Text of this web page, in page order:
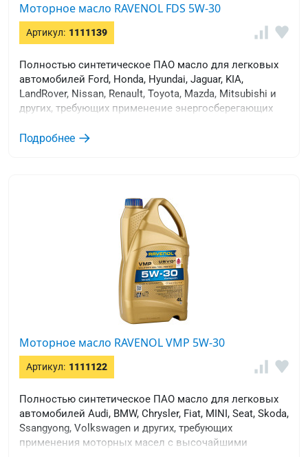
Моторное масло RAVENOL FDS 5W-30
Артикул: 1111139
Полностью синтетическое ПАО масло для легковых
автомобилей Ford, Honda, Hyundai, Jaguar, KIA,
LandRover, Nissan, Renault, Toyota, Mazda, Mitsubishi и
других, требующих применение энергосберегающих
Подробнее
Моторное масло RAVENOL VMP 5W-30
Артикул: 1111122
Полностью синтетическое ПАО масло для легковых
автомобилей Audi, BMW, Chrysler, Fiat, MINI, Seat, Skoda,
Ssangyong, Volkswagen и других, требующих
применения моторных масел с высочайшими